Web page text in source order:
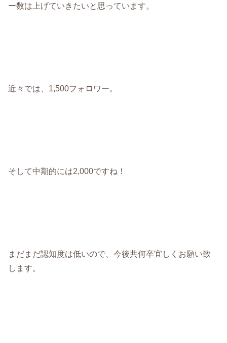
ー数は上げていきたいと思っています。
近々では、1,500フォロワー。
そして中期的には2,000ですね！
まだまだ認知度は低いので、今後共何卒宜しくお願い致
します。